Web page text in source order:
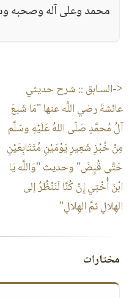
محمد وعلى آله وصحبه
<-السـابق :: شرح حديثي
عائشةَ رضي اللَّه عنها "مَا شَبعَ
آلُ مُحمَّدٍ صَلّى اللهُ عَلَيْهِ وسَلَّم
مِنْ خُبْزِ شَعِيرٍ يَوْمَيْنِ مُتَتَابِعَيْنِ
حَتَّى قُبِضَ" وحديث "وَاللَّه يَا
ابْنَ أُخْتِي إِنْ كُنَّا لَنَنْظُرُ إلى
الهِلالِ ثمَّ الهِلالِ"
مختارات